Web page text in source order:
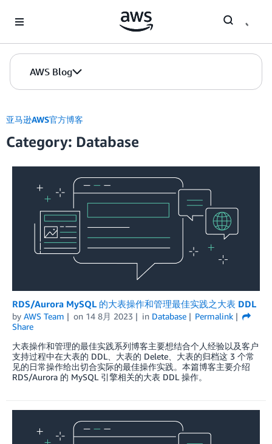
AWS Blog
亚马逊AWS官方博客
Category: Database
RDS/Aurora MySQL 的大表操作和管理最佳实践之大表 DDL
by AWS Team on 14 8月 2023 in Database
Permalink
Share
大表操作和管理的最佳实践系列博客主要想结合个人经验以及客户
支持过程中在大表的 DDL、大表的 Delete、大表的归档这 3 个常
见的日常操作给出切合实际的最佳操作实践。本篇博客主要介绍
RDS/Aurora 的 MySQL 引擎相关的大表 DDL 操作。